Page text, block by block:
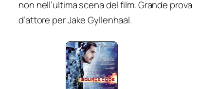
non nell’ultima scena del film. Grande prova
d’attore per Jake Gyllenhaal.